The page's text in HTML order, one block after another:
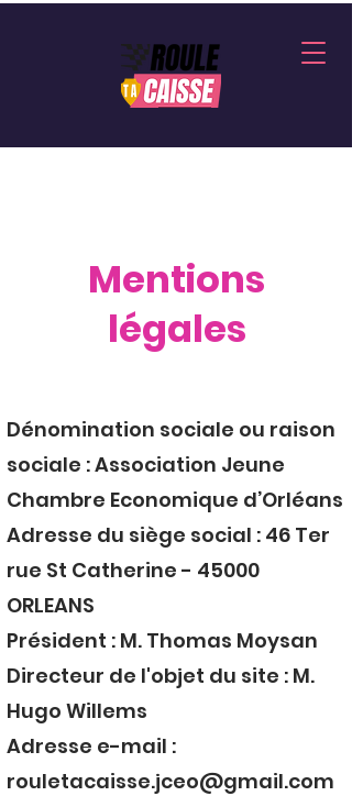
Mentions
légales
Dénomination sociale ou raison
sociale : Association Jeune
Chambre Economique d’Orléans
Adresse du siège social : 46 Ter
rue St Catherine - 45000
ORLEANS
Président : M. Thomas Moysan
Directeur de l'objet du site : M.
Hugo Willems
Adresse e-mail :
rouletacaisse.jceo@gmail.com